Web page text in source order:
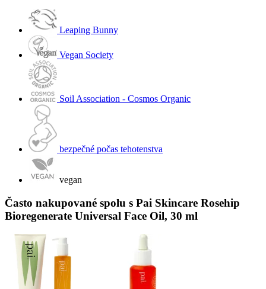
Leaping Bunny
Vegan Society
Soil Association - Cosmos Organic
bezpečné počas tehotenstva
vegan
Často nakupované spolu s Pai Skincare Rosehip
Bioregenerate Universal Face Oil, 30 ml